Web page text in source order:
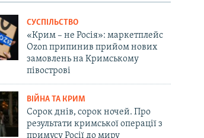
СУСПІЛЬСТВО
«Крим – не Росія»: маркетплейс
Ozon припинив прийом нових
замовлень на Кримському
півострові
ВІЙНА ТА КРИМ
Сорок днів, сорок ночей. Про
результати кримської операції з
примусу Росії до миру